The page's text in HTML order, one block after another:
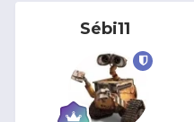
Sébi11